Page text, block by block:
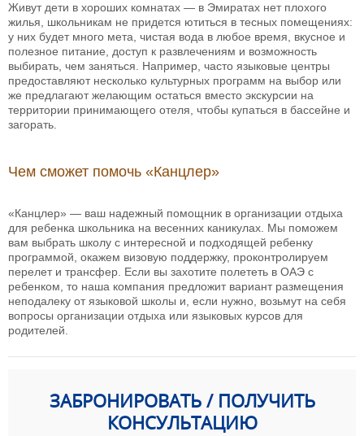
Живут дети в хороших комнатах — в Эмиратах нет плохого
жилья, школьникам не придется ютиться в тесных помещениях:
у них будет много мета, чистая вода в любое время, вкусное и
полезное питание, доступ к развлечениям и возможность
выбирать, чем заняться. Например, часто языковые центры
предоставляют несколько культурных программ на выбор или
же предлагают желающим остаться вместо экскурсии на
территории принимающего отеля, чтобы купаться в бассейне и
загорать.
Чем сможет помочь «Канцлер»
«Канцлер» — ваш надежный помощник в организации отдыха
для ребенка школьника на весенних каникулах. Мы поможем
вам выбрать школу с интересной и подходящей ребенку
программой, окажем визовую поддержку, проконтролируем
перелет и трансфер. Если вы захотите полететь в ОАЭ с
ребенком, то наша компания предложит вариант размещения
неподалеку от языковой школы и, если нужно, возьмут на себя
вопросы организации отдыха или языковых курсов для
родителей.
ЗАБРОНИРОВАТЬ / ПОЛУЧИТЬ
КОНСУЛЬТАЦИЮ